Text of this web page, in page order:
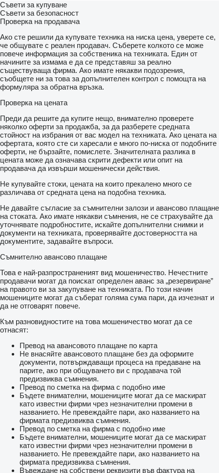
Съвети за купуване
Съвети за безопасност
Проверка на продавача
Ако сте решили да купувате техника на ниска цена, уверете се,
че общувате с реален продавач. Съберете колкото се може
повече информация за собственика на техниката. Един от
начините за измама е да се представяш за реално
съществуваща фирма. Ако имате някакви подозрения,
съобщете ни за това за допълнителен контрол с помощта на
формуляра за обратна връзка.
Проверка на цената
Преди да решите да купите нещо, внимателно проверете
няколко оферти за продажба, за да разберете средната
стойност на избрания от вас модел на техниката. Ако цената на
офертата, която сте си харесали е много по-ниска от подобните
оферти, не бързайте, помислете. Значителната разлика в
цената може да означава скрити дефекти или опит на
продавача да извърши мошенически действия.
Не купувайте стоки, цената на които прекалено много се
различава от средната цена на подобна техника.
Не давайте съгласие за съмнителни залози и авансово плащане
на стоката. Ако имате някакви съмнения, не се страхувайте да
уточнявате подробностите, искайте допълнителни снимки и
документи на техниката, проверявайте достоверността на
документите, задавайте въпроси.
Съмнително авансово плащане
Това е най-разпространеният вид мошеничество. Нечестните
продавачи могат да поискат определен аванс за „резервиране”
на правото ви за закупуване на техниката. По този начин
мошениците могат да съберат голяма сума пари, да изчезнат и
да не отговарят повече.
Към разновидностите на това мошеничество могат да се
отнасят:
Превод на авансовото плащане по карта
Не внасяйте авансовото плащане без да оформите
документи, потвърждаващи процеса на предаване на
парите, ако при общуването ви с продавача той
предизвиква съмнения.
Превод по сметка на фирма с подобно име
Бъдете внимателни, мошениците могат да се маскират
като известни фирми чрез незначителни промени в
названието. Не превеждайте пари, ако названието на
фирмата предизвиква съмнения.
Превод по сметка на фирма с подобно име
Бъдете внимателни, мошениците могат да се маскират
като известни фирми чрез незначителни промени в
названието. Не превеждайте пари, ако названието на
фирмата предизвиква съмнения.
Въвеждане на собствени реквизити във фактура на